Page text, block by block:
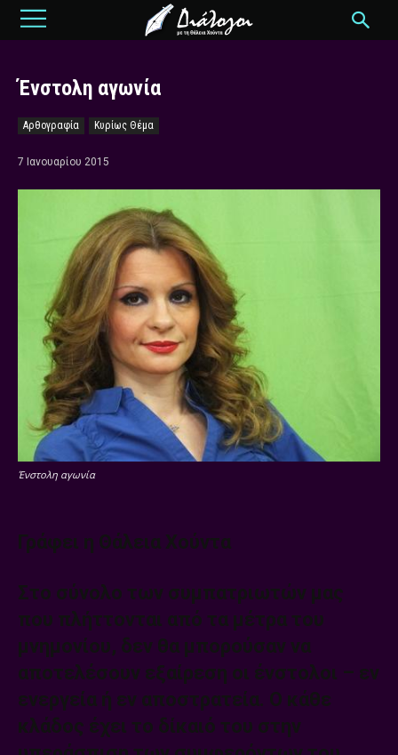
Ένστολη αγωνία
Αρθογραφία Κυρίως Θέμα
7 Ιανουαρίου 2015
Ένστολη αγωνία
Γράφει η Θάλεια Χούντα
Στο σύνολο των συμπατριωτών μας
που πλήττονται από τα μέτρα του
μνημονίου, δεν θα μπορούσαν να
αποτελέσουν εξαίρεση οι ένστολοι – εν
ενεργεία ή εν αποστρατεία. Ο κάθε
κλάδος έχει το δίκαιό του στην